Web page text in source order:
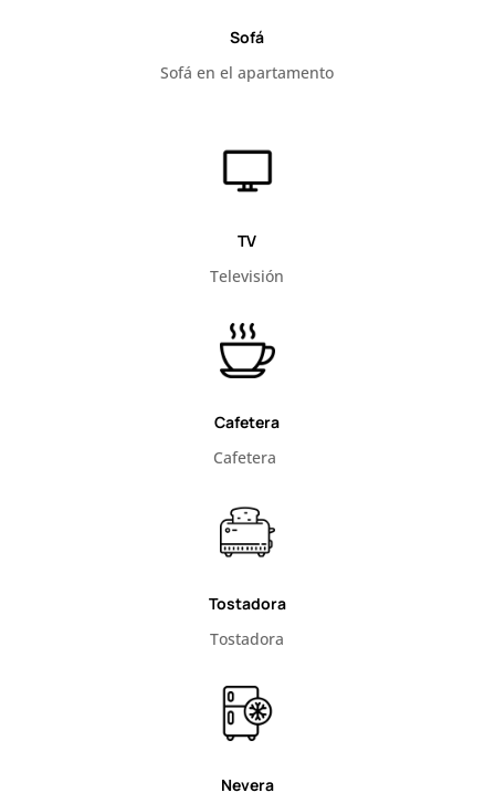
Sofá
Sofá en el apartamento
TV
Televisión
Cafetera
Cafetera
Tostadora
Tostadora
Nevera